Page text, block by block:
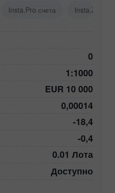
Insta.Pro счета Insta.Zero
0
1:1000
EUR 10 000
0,00014
-18,4
-0,4
0.01 Лота
Доступно